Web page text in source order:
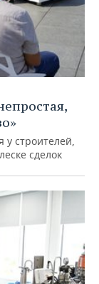
у строителей,
сделок